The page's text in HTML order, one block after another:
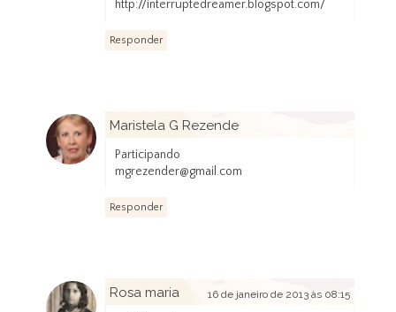
http://interruptedreamer.blogspot.com/
Responder
Maristela G Rezende
Participando
mgrezender@gmail.com
Responder
Rosa maria 16 de janeiro de 2013 às 08:15